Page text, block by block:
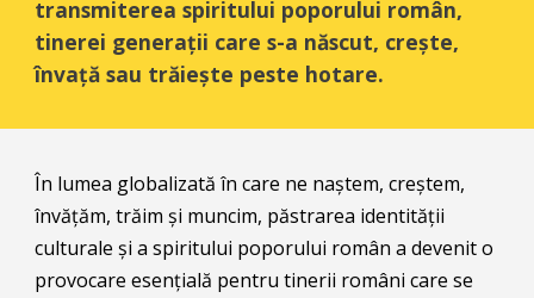
transmiterea spiritului poporului român,
tinerei generații care s-a născut, crește,
învață sau trăiește peste hotare.
În lumea globalizată în care ne naștem, creștem,
învățăm, trăim și muncim, păstrarea identității
culturale și a spiritului poporului român a devenit o
provocare esențială pentru tinerii români care se